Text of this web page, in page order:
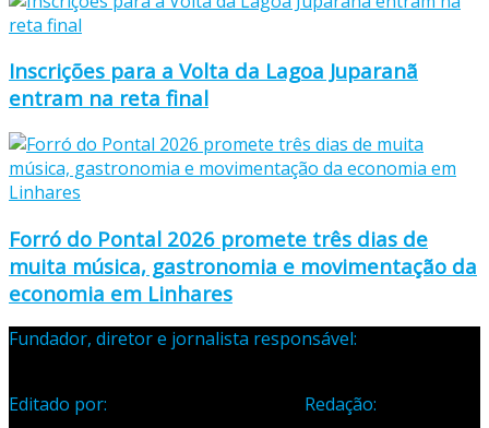
Inscrições para a Volta da Lagoa Juparanã
entram na reta final
Forró do Pontal 2026 promete três dias de
muita música, gastronomia e movimentação da
economia em Linhares
Fundador, diretor e jornalista responsável:
Editado por:
Redação: